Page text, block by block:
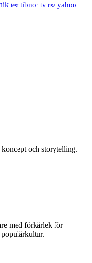
test tibnor tv usa yahoo
och storytelling.
med förkärlek för